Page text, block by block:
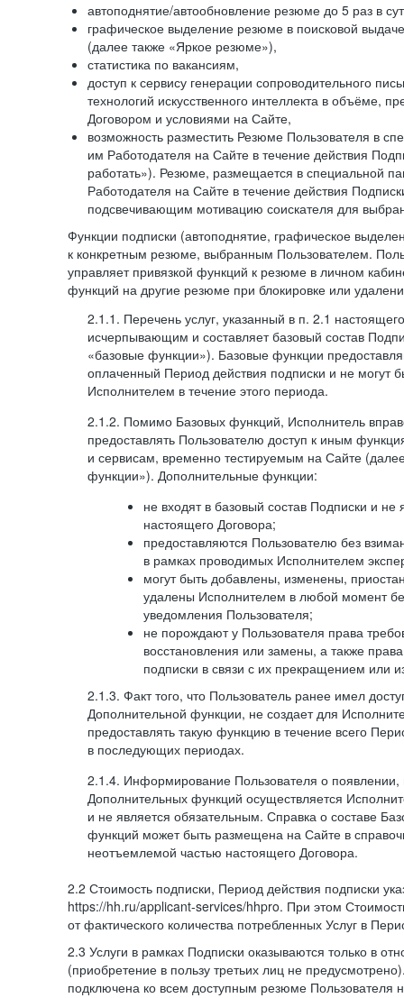
автоподнятие/автообновление резюме до 5 раз в
графическое выделение резюме в поисковой
(далее также «Яркое резюме»),
статистика по вакансиям,
доступ к сервису генерации сопроводительного
технологий искусственного интеллекта в объёме,
Договором и условиями на Сайте,
возможность разместить Резюме Пользователя в
им Работодателя на Сайте в течение действия
работать»). Резюме, размещается в специальной
Работодателя на Сайте в течение действия
подсвечивающим мотивацию соискателя для
Функции подписки (автоподнятие, графическое
к конкретным резюме, выбранным Пользователем.
управляет привязкой функций к резюме в личном
функций на другие резюме при блокировке или
2.1.1. Перечень услуг, указанный в п. 2.1
исчерпывающим и составляет базовый состав
«базовые функции»). Базовые функции
оплаченный Период действия подписки и не могут
Исполнителем в течение этого периода.
2.1.2. Помимо Базовых функций, Исполнитель
предоставлять Пользователю доступ к иным
и сервисам, временно тестируемым на Сайте
функции»). Дополнительные функции:
не входят в базовый состав Подписки и
настоящего Договора;
предоставляются Пользователю без
в рамках проводимых Исполнителем
могут быть добавлены, изменены,
удалены Исполнителем в любой момент
уведомления Пользователя;
не порождают у Пользователя права
восстановления или замены, а также
подписки в связи с их прекращением или
2.1.3. Факт того, что Пользователь ранее имел
Дополнительной функции, не создает для
предоставлять такую функцию в течение всего
в последующих периодах.
2.1.4. Информирование Пользователя о
Дополнительных функций осуществляется
и не является обязательным. Справка о составе
функций может быть размещена на Сайте в
неотъемлемой частью настоящего Договора.
2.2 Стоимость подписки, Период действия подписки
https://hh.ru/applicant-services/hhpro. При этом
от фактического количества потребленных Услуг в
2.3 Услуги в рамках Подписки оказываются только в
(приобретение в пользу третьих лиц не
подключена ко всем доступным резюме Пользователя